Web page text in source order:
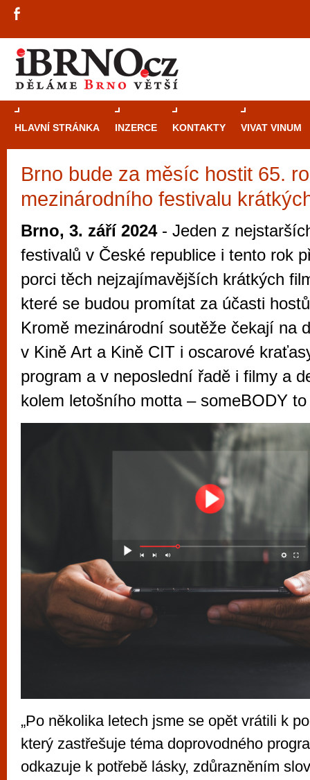
HLAVNÍ STRÁNKA INZERCE KONTAKTY VIVAT VINUM
Brno bude za měsíc hostit 65.
mezinárodního festivalu
Brno, 3. září 2024- Jeden z
festivalů v České republice i tento rok
porci těch nejzajímavějších krátkých
které se budou promítat za účasti
Kromě mezinárodní soutěže čekají na
v Kině Art a Kině CIT i oscarové
program a v neposlední řadě i filmy a
kolem letošního motta – someBODY
„Po několika letech jsme se opět vrátili k
který zastřešuje téma doprovodného
odkazuje k potřebě lásky, zdůrazněním
Průvodce
Brně: Od
Brno je
zajímavé
restaurace,
Mimo jiné je ale také místem, kde si
vyzkoušet různé kasinové hry. V
metropoli naleznete širokou nabídku her
po moderní automaty jak pro pravidelné
příležitostné hráče. V...